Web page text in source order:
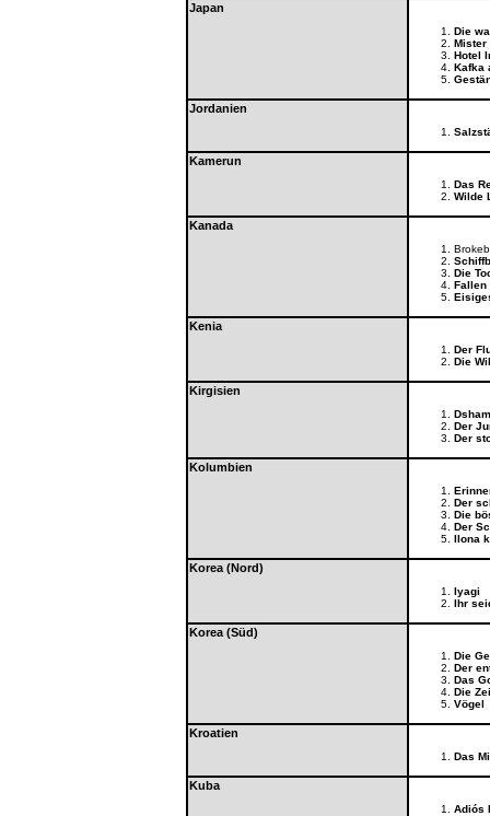
Japan
Die
Mister
Hotel
Kafka
Jordanien
Kamerun
Das
Wilde
Kanada
Die
Fallen
Kenia
Der
Die
Kirgisien
Der
Der
Kolumbien
Der
Die
Der
Ilona
Korea (Nord)
Iyagi
Ihr
Korea (Süd)
Die
Der
Das
Die
Vögel
Kroatien
Das
Kuba
Adiós